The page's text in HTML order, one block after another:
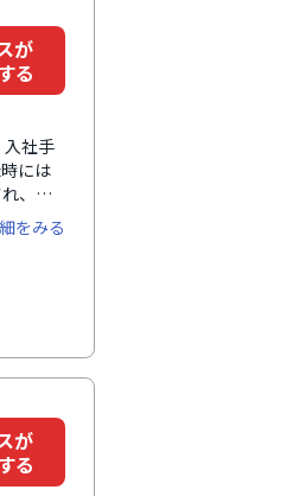
が
る
入社手
には
、複
履歴
をみる
が
る